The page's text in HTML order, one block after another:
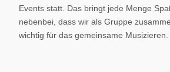
Events statt. Das bringt jede Menge
nebenbei, dass wir als Gruppe
wichtig für das gemeinsame Musizieren.